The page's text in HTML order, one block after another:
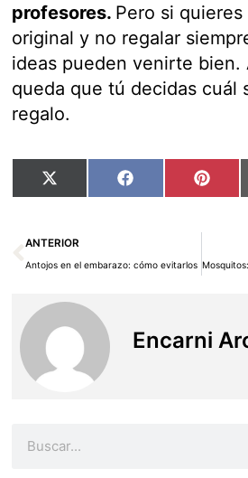
profesores. Pero si
original y no regalar
ideas pueden venirte bien.
queda que tú decidas cuál
regalo.
Compartir
en
X
(Twitter)
Compartir
en
Facebook
en
Ant
ANTERIOR
Antojos en el embarazo: cómo evitarlos
Encarni